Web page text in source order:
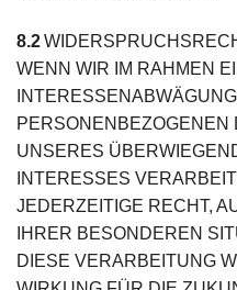
8.2
WENN WIR IM RAHMEN
PERSONENBEZOGENEN
UNSERES
INTERESSES
JEDERZEITIGE RECHT,
IHRER BESONDEREN
DIESE VERARBEITUNG